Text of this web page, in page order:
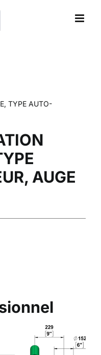
TYPE AUTO-
AUGE